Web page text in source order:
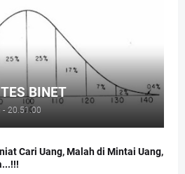
BINET
- 20.51.00
Cari Uang, Malah di Mintai Uang,